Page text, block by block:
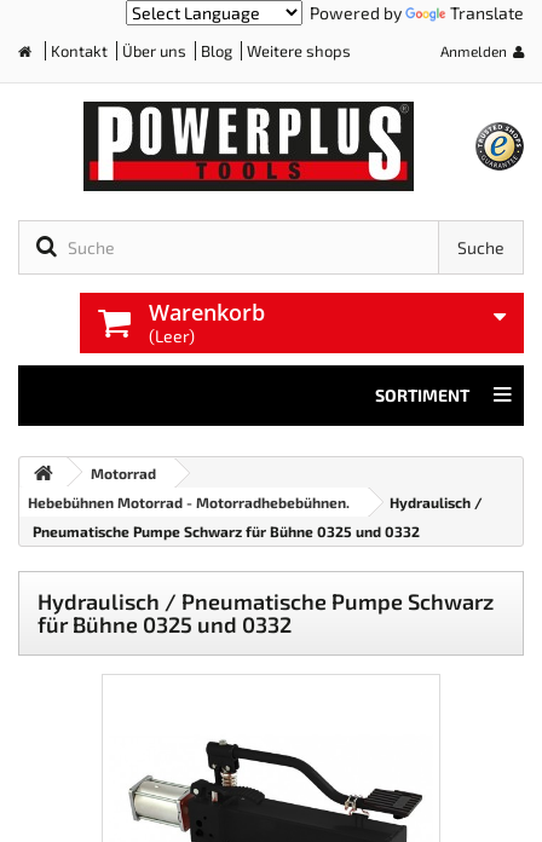
Powered by Translate
Kontakt Über uns Blog Weitere shops Anmelden
Suche
Warenkorb
(Leer)
SORTIMENT
Motorrad
Hebebühnen Motorrad - Motorradhebebühnen.
Hydraulisch /
Pneumatische Pumpe Schwarz für Bühne 0325 und 0332
Hydraulisch / Pneumatische Pumpe Schwarz
für Bühne 0325 und 0332